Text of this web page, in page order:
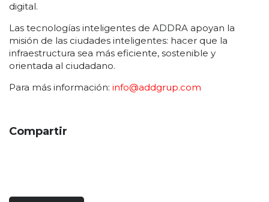
digital.
Las tecnologías inteligentes de ADDRA apoyan la
misión de las ciudades inteligentes: hacer que la
infraestructura sea más eficiente, sostenible y
orientada al ciudadano.
Para más información: info@addgrup.com
Compartir